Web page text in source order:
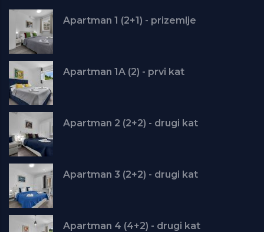
Apartman 1 (2+1) - prizemlje
Apartman 1A (2) - prvi kat
Apartman 2 (2+2) - drugi kat
Apartman 3 (2+2) - drugi kat
Apartman 4 (4+2) - drugi kat